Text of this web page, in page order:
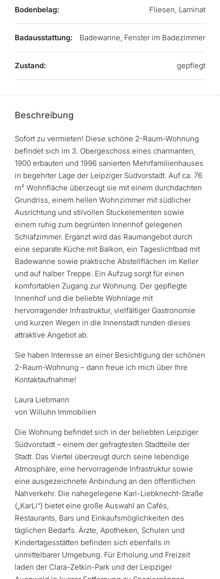
Bodenbelag: Fliesen, Laminat
Badausstattung: Badewanne, Fenster im Badezimmer
Zustand: gepflegt
Beschreibung
Sofort zu vermieten! Diese schöne 2-Raum-Wohnung
befindet sich im 3. Obergeschoss eines charmanten,
1900 erbauten und 1996 sanierten Mehrfamilienhauses
in begehrter Lage der Leipziger Südvorstadt. Auf ca. 76
m² Wohnfläche überzeugt sie mit einem durchdachten
Grundriss, einem hellen Wohnzimmer mit südlicher
Ausrichtung und stilvollen Stuckelementen sowie
einem ruhig zum begrünten Innenhof gelegenen
Schlafzimmer. Ergänzt wird das Raumangebot durch
eine separate Küche mit Balkon, ein Tageslichtbad mit
Badewanne sowie praktische Abstellflächen im Keller
und auf halber Treppe. Ein Aufzug sorgt für einen
komfortablen Zugang zur Wohnung. Der gepflegte
Innenhof und die beliebte Wohnlage mit
hervorragender Infrastruktur, vielfältiger Gastronomie
und kurzen Wegen in die Innenstadt runden dieses
attraktive Angebot ab.
Sie haben Interesse an einer Besichtigung der schönen
2-Raum-Wohnung – dann freue ich mich über Ihre
Kontaktaufnahme!
Laura Liebmann
von Willuhn Immobilien
Die Wohnung befindet sich in der beliebten Leipziger
Südvorstadt – einem der gefragtesten Stadtteile der
Stadt. Das Viertel überzeugt durch seine lebendige
Atmosphäre, eine hervorragende Infrastruktur sowie
eine ausgezeichnete Anbindung an den öffentlichen
Nahverkehr. Die nahegelegene Karl-Liebknecht-Straße
(„KarLi“) bietet eine große Auswahl an Cafés,
Restaurants, Bars und Einkaufsmöglichkeiten des
täglichen Bedarfs. Ärzte, Apotheken, Schulen und
Kindertagesstätten befinden sich ebenfalls in
unmittelbarer Umgebung. Für Erholung und Freizeit
laden der Clara-Zetkin-Park und der Leipziger